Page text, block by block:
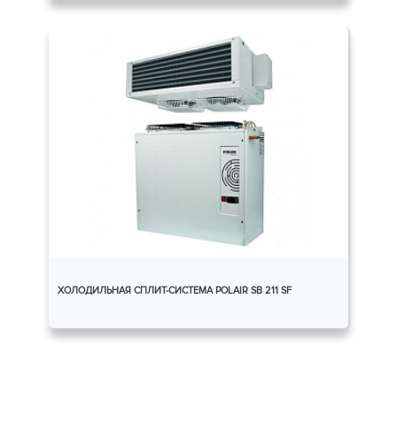
ХОЛОДИЛЬНАЯ СПЛИТ-СИСТЕМА POLAIR SB 211 SF